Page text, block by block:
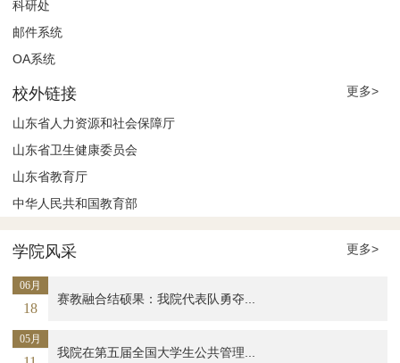
科研处
邮件系统
OA系统
校外链接 更多>
山东省人力资源和社会保障厅
山东省卫生健康委员会
山东省教育厅
中华人民共和国教育部
学院风采 更多>
06月
18
赛教融合结硕果：我院代表队勇夺...
05月
我院在第五届全国大学生公共管理...